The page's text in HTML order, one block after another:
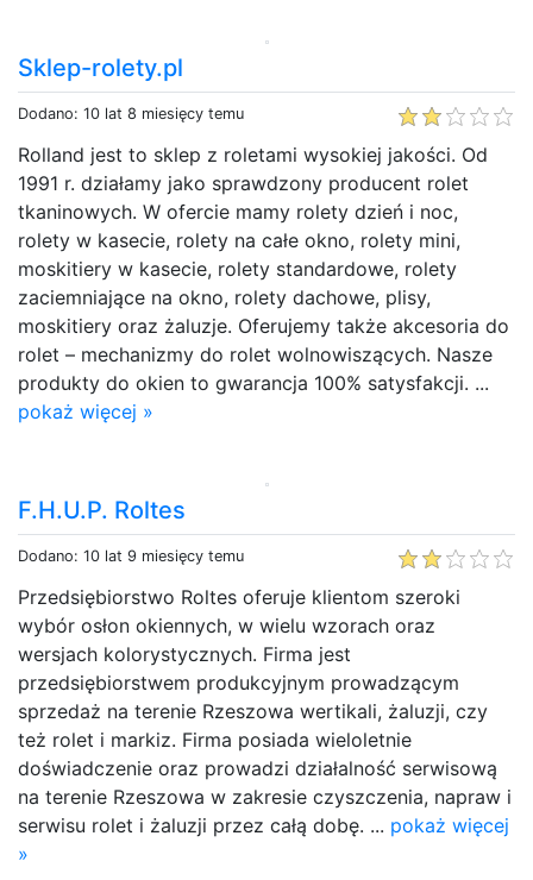
Sklep-rolety.pl
Dodano: 10 lat 8 miesięcy temu
Rolland jest to sklep z roletami wysokiej jakości. Od
1991 r. działamy jako sprawdzony producent rolet
tkaninowych. W ofercie mamy rolety dzień i noc,
rolety w kasecie, rolety na całe okno, rolety mini,
moskitiery w kasecie, rolety standardowe, rolety
zaciemniające na okno, rolety dachowe, plisy,
moskitiery oraz żaluzje. Oferujemy także akcesoria do
rolet – mechanizmy do rolet wolnowiszących. Nasze
produkty do okien to gwarancja 100% satysfakcji. ...
pokaż więcej »
F.H.U.P. Roltes
Dodano: 10 lat 9 miesięcy temu
Przedsiębiorstwo Roltes oferuje klientom szeroki
wybór osłon okiennych, w wielu wzorach oraz
wersjach kolorystycznych. Firma jest
przedsiębiorstwem produkcyjnym prowadzącym
sprzedaż na terenie Rzeszowa wertikali, żaluzji, czy
też rolet i markiz. Firma posiada wieloletnie
doświadczenie oraz prowadzi działalność serwisową
na terenie Rzeszowa w zakresie czyszczenia, napraw i
serwisu rolet i żaluzji przez całą dobę. ... pokaż więcej
»